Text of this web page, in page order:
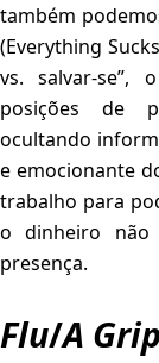
também
(Everything
vs. salvar-se”,
posições de
ocultando
e emocionante
trabalho para
o dinheiro não
presença.
Flu/A